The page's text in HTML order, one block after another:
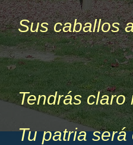
Sus caballos
Tendrás
Tu patria